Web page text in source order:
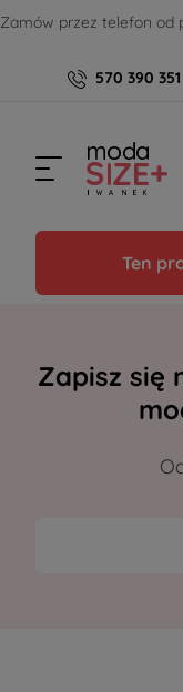
Zamów przez telefon od
570 390 351
Ten
Zapisz się